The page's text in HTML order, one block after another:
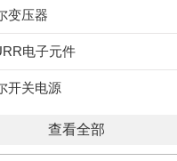
变压器
电子元件
开关电源
查看全部